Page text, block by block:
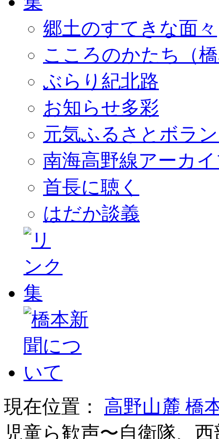
郷土のすてきな面々
こころのかたち（
ぶらり紀北路
お知らせ多彩
元気ふるさとボラ
南海高野線アーカ
首長に聴く
はだか談義
現在位置： 高野山麓 橋
児童ら歓声〜自衛隊、